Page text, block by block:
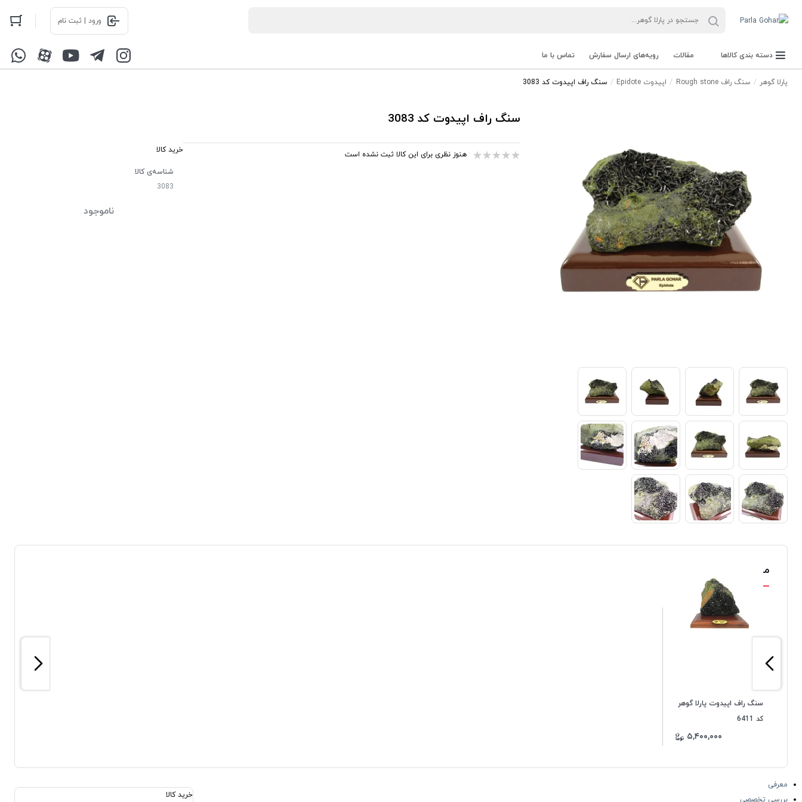
ورود | ثبت نام
دسته بندی کالاها مقالات رویه‌های ارسال سفارش تماس با ما
پارلا گوهر سنگ راف Rough stone اپیدوت Epidote سنگ راف اپیدوت کد 3083
سنگ راف اپیدوت کد 3083
هنوز نظری برای این کالا ثبت نشده است
خرید کالا
شناسه‌ی کالا
3083
ناموجود
محصولات مشابه
سنگ راف اپیدوت پارلا گوهر
کد 6411
۵,۴۰۰,۰۰۰
معرفی
بررسی تخصصی
خرید کالا